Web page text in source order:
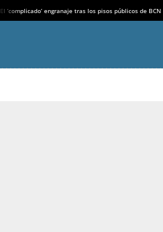
El ‘complicado’ engranaje tras los pisos públicos de BCN